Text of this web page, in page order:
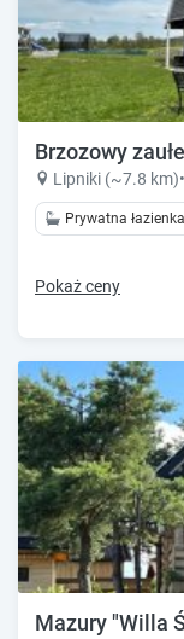
Brzozowy
Lipniki (~7.8 km)•
Prywatna łazienka
Pokaż ceny
Mazury "Willa